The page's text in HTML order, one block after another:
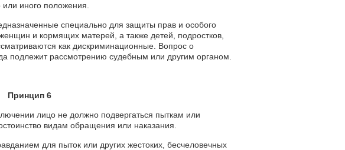
иного положения.
специально для защиты прав и особого
и кормящих матерей, а также детей, подростков,
как дискриминационные. Вопрос о
подлежит рассмотрению судебным или другим органом.
Принцип 6
лицо не должно подвергаться пыткам или
видам обращения или наказания.
для пыток или других жестоких, бесчеловечных